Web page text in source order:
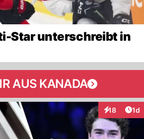
Star unterschreibt in
AUS KANADA
18 1d